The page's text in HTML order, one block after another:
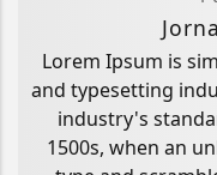
Lorem Ipsum is
and typesetting
industry's
1500s, when an